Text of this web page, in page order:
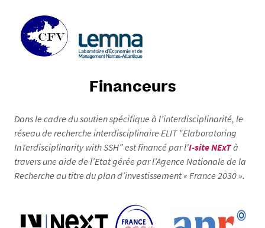
Financeurs
Dans le cadre du soutien spécifique à l’interdisciplinarité, le
réseau de recherche interdisciplinaire ELIT "Elaboratoring
InTerdisciplinarity with SSH” est financé par l'I-site NExTà
travers une aide de l’Etat gérée par l’Agence Nationale de la
Recherche au titre du plan d’investissement « France 2030 ».